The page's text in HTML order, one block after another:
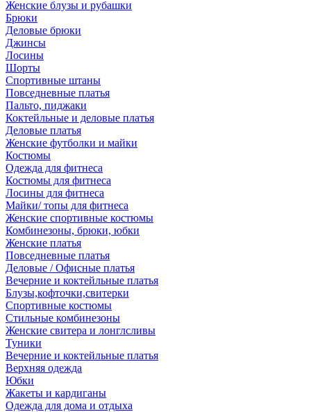
Женские блузы и рубашки
Брюки
Деловые брюки
Джинсы
Лосины
Шорты
Спортивные штаны
Повседневные платья
Пальто, пиджаки
Коктейльные и деловые платья
Деловые платья
Женские футболки и майки
Костюмы
Одежда для фитнеса
Костюмы для фитнеса
Лосины для фитнеса
Майки/ топы для фитнеса
Женские спортивные костюмы
Комбинезоны, брюки, юбки
Женские платья
Повседневные платья
Деловые / Офисные платья
Вечерние и коктейльные платья
Блузы,кофточки,свитерки
Спортивные костюмы
Стильные комбинезоны
Женские свитера и лонглсливы
Туники
Вечерние и коктейльные платья
Верхняя одежда
Юбки
Жакеты и кардиганы
Одежда для дома и отдыха